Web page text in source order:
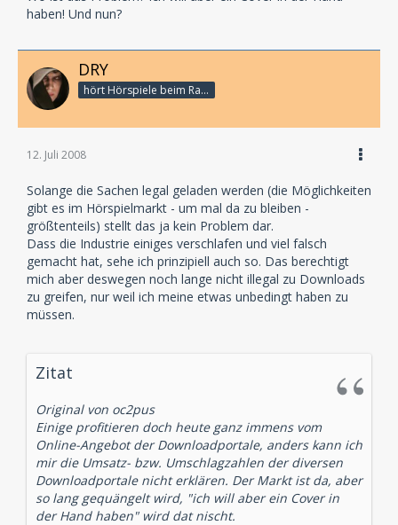
haben! Und nun?
DRY
hört Hörspiele beim Rasenmähen
12. Juli 2008
Solange die Sachen legal geladen werden (die Möglichkeiten
gibt es im Hörspielmarkt - um mal da zu bleiben -
größtenteils) stellt das ja kein Problem dar.
Dass die Industrie einiges verschlafen und viel falsch
gemacht hat, sehe ich prinzipiell auch so. Das berechtigt
mich aber deswegen noch lange nicht illegal zu Downloads
zu greifen, nur weil ich meine etwas unbedingt haben zu
müssen.
Zitat
Original von oc2pus
Einige profitieren doch heute ganz immens vom
Online-Angebot der Downloadportale, anders kann ich
mir die Umsatz- bzw. Umschlagzahlen der diversen
Downloadportale nicht erklären. Der Markt ist da, aber
so lang gequängelt wird, "ich will aber ein Cover in
der Hand haben" wird dat nischt.